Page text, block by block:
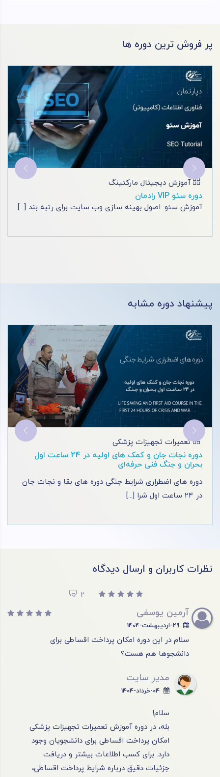
پر فروش ترین دوره ها
معماری و مهندسی
آموزش تری دی مکس
با آموزش حرفه ای تری دی مکس، دنیای خلاقیت را در دس
پیشنهاد دوره مشابه
تعمیرات تجهیزات پزشکی
آموزش تعمیر دستگاه لیزر پزشکی
نزدیک شوید؛ اصول تع [...]
نظرات کاربران و ارسال دیدگاه
2
آرمین یوسفی
29-اردیبهشت-1404
سلام در این دوره امکان پرداخت اقساطی برای
دانشجوها هم هست؟
مدیر سایت
04-خرداد-1404
سلام!
بله، در دوره آموزش تعمیرات تجهیزات پزشکی
امکان پرداخت اقساطی برای دانشجویان وجود
دارد. برای کسب اطلاعات بیشتر و دریافت
جزئیات دقیق درباره شرایط پرداخت اقساطی،